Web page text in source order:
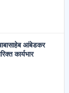
आंबेडकर
कार्यभार